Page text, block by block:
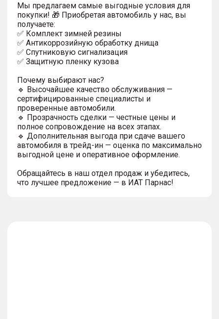
Мы предлагаем самые выгодные условия для
покупки! 🎁 Приобретая автомобиль у нас, вы
получаете:
✅ Комплект зимней резины
✅ Антикоррозийную обработку днища
✅ Спутниковую сигнализация
✅ Защитную пленку кузова
Почему выбирают нас?
🔹 Высочайшее качество обслуживания —
сертифицированные специалисты и
проверенные автомобили.
🔹 Прозрачность сделки — честные цены и
полное сопровождение на всех этапах.
🔹 Дополнительная выгода при сдаче вашего
автомобиля в трейд-ин — оценка по максимально
выгодной цене и оперативное оформление.
Обращайтесь в наш отдел продаж и убедитесь,
что лучшее предложение — в ИАТ Парнас!